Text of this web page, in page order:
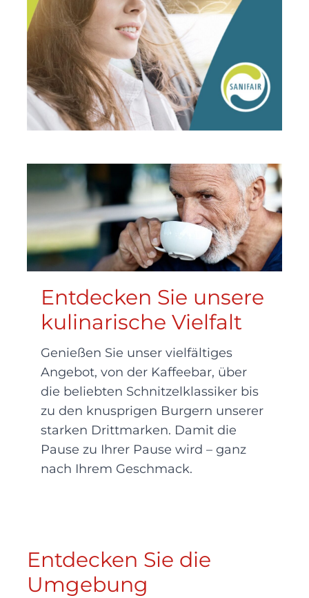
Entdecken Sie unsere
kulinarische Vielfalt
Genießen Sie unser vielfältiges
Angebot, von der Kaffeebar, über
die beliebten Schnitzelklassiker bis
zu den knusprigen Burgern unserer
starken Drittmarken. Damit die
Pause zu Ihrer Pause wird – ganz
nach Ihrem Geschmack.
Entdecken Sie die
Umgebung